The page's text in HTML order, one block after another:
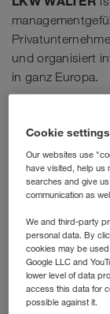
und organisiert
in ganz Europa.
ausgewählten
zusammen.
Studiengänge
Cookie settings
Our websites use
have visited, help us
searches and give
communication as
We and third-party
personal data. By
cookies may be
Google LLC and
lower level of data
access this data for
possible against it.